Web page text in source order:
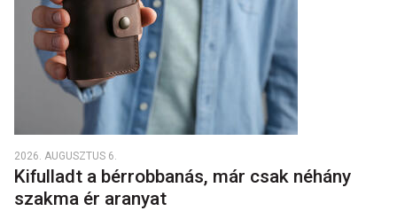
2026. AUGUSZTUS 6.
Kifulladt a bérrobbanás, már csak néhány
szakma ér aranyat